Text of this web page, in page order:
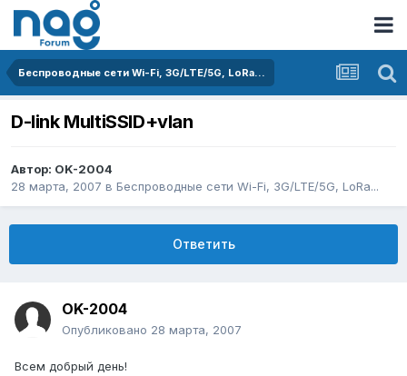
Беспроводные сети Wi-Fi, 3G/LTE/5G, LoRa...
D-link MultiSSID+vlan
Автор: OK-2004
28 марта, 2007 в Беспроводные сети Wi-Fi, 3G/LTE/5G, LoRa...
Ответить
OK-2004
Опубликовано 28 марта, 2007
Всем добрый день!